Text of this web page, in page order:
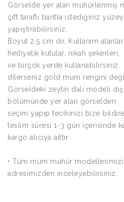
Görselde yer alan mühürlenmiş
çift taraflı bantla istediğiniz
yapıştırabilirsiniz.
Boyut 2,5 cm dir, Kullanım
hediyelik kutular, nikah şekerleri,
ve birçok yerde kullanabilirsiniz.
dilerseniz gold mum rengini
Görseldeki zeytin dalı modeli
bölümünde yer alan görselden
seçim yapıp tecihinizi bize
teslim süresi 1-3 gün içerisinde
kargo alıcıya aittir.
• Tüm mum mühür modellerimizi
adresimizden inceleyebilirsiniz.